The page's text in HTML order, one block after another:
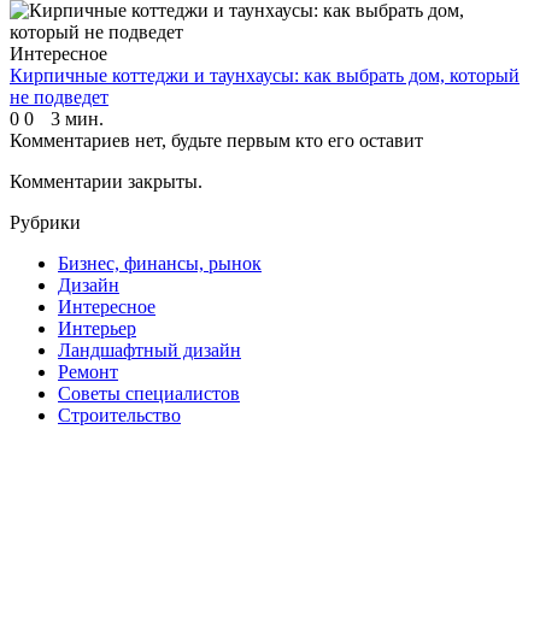
Интересное
Кирпичные коттеджи и таунхаусы: как выбрать дом, который
не подведет
0 0
3 мин.
Комментариев нет, будьте первым кто его оставит
Комментарии закрыты.
Рубрики
Бизнес, финансы, рынок
Дизайн
Интересное
Интерьер
Ландшафтный дизайн
Ремонт
Советы специалистов
Строительство